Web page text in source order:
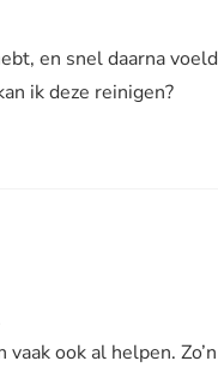
en snel daarna
ik deze reinigen?
ook al helpen.